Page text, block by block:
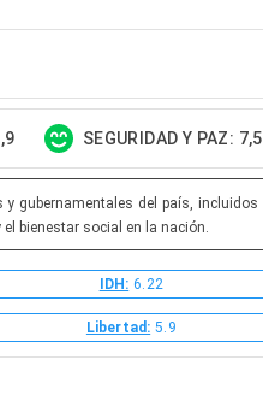
SEGURIDAD Y PAZ: 7,5
gubernamentales del país,
bienestar social en la nación.
IDH: 6.22
Libertad: 5.9